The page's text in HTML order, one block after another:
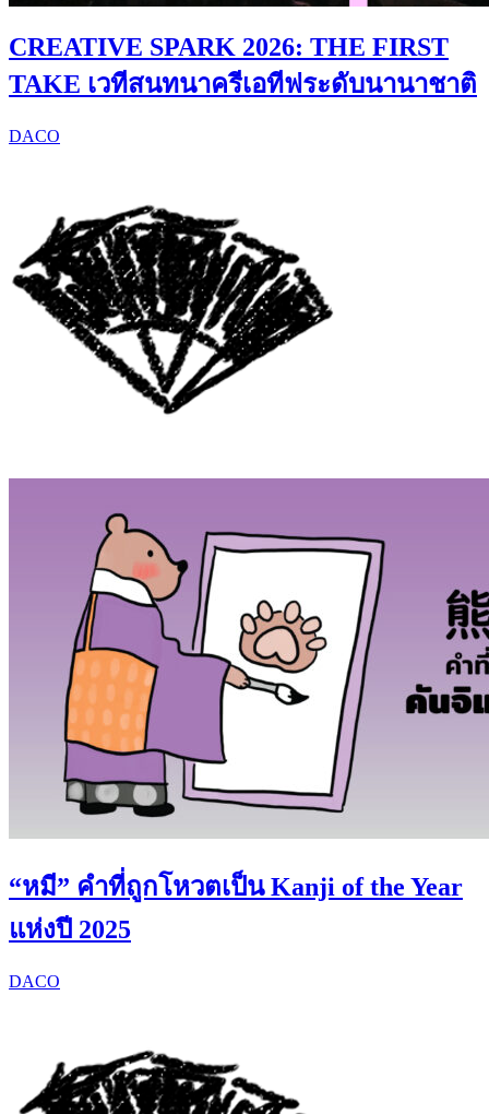
CREATIVE SPARK 2026: THE FIRST
TAKE เวทีสนทนาครีเอทีฟระดับนานาชาติ
DACO
“หมี” คำที่ถูกโหวตเป็น Kanji of the Year
แห่งปี 2025
DACO